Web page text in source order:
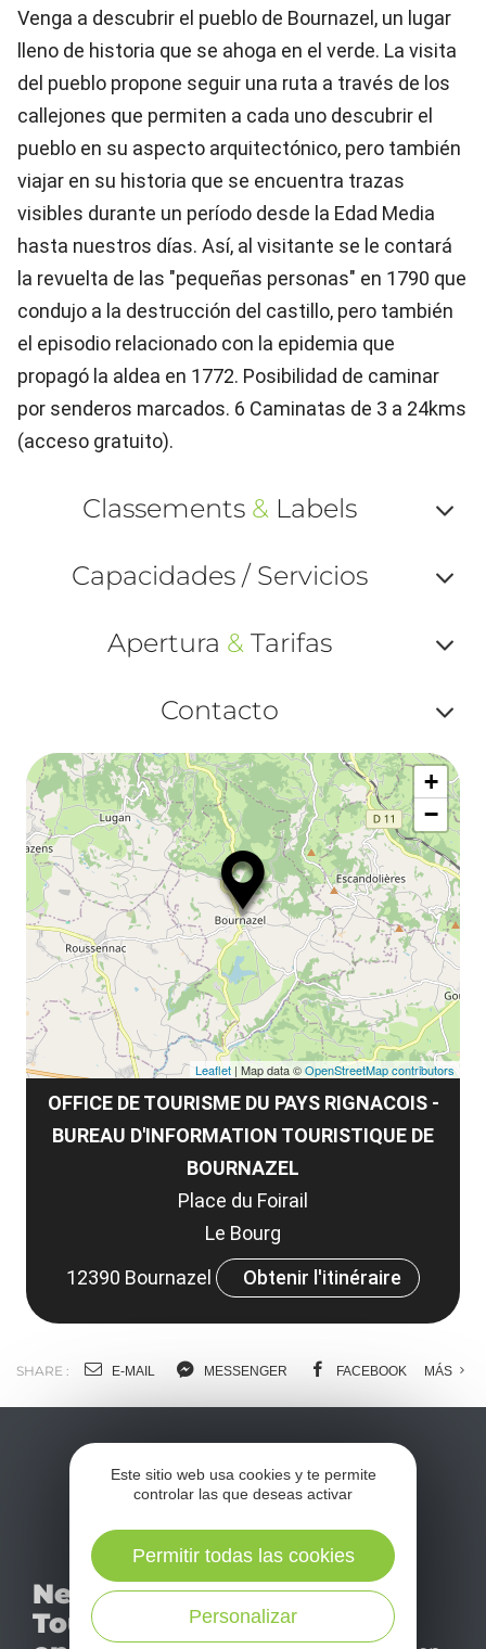
Venga a descubrir el pueblo de Bournazel, un lugar
lleno de historia que se ahoga en el verde. La visita
del pueblo propone seguir una ruta a través de los
callejones que permiten a cada uno descubrir el
pueblo en su aspecto arquitectónico, pero también
viajar en su historia que se encuentra trazas
visibles durante un período desde la Edad Media
hasta nuestros días. Así, al visitante se le contará
la revuelta de las "pequeñas personas" en 1790 que
condujo a la destrucción del castillo, pero también
el episodio relacionado con la epidemia que
propagó la aldea en 1772. Posibilidad de caminar
por senderos marcados. 6 Caminatas de 3 a 24kms
(acceso gratuito).
Classements &Labels
ou
Capacidades / Servicios
ou
Apertura &Tarifas
ou
et
Contacto
ou
OFFICE DE TOURISME DU PAYS RIGNACOIS -
BUREAU D'INFORMATION TOURISTIQUE DE
BOURNAZEL
Place du Foirail
Le Bourg
12390 Bournazel
Obtenir l'itinéraire
+
−
Leaflet | Map data ©OpenStreetMap contributors
SHARE : E-MAIL MESSENGER FACEBOOK MÁS
Newsletter
Tourismo
No se pierda nuestro
mensual newsletter y
déjese inspirar para
Este sitio web usa cookies y te permite
controlar las que deseas activar
Personalizar
Permitir todas las cookies